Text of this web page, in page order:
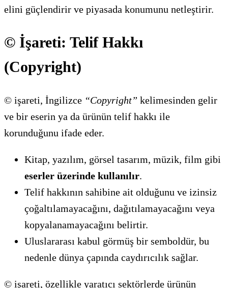
elini güçlendirir ve piyasada konumunu netleştirir.
© İşareti: Telif Hakkı
(Copyright)
© işareti, İngilizce “Copyright” kelimesinden gelir
ve bir eserin ya da ürünün telif hakkı ile
korunduğunu ifade eder.
Kitap, yazılım, görsel tasarım, müzik, film gibi
eserler üzerinde kullanılır.
Telif hakkının sahibine ait olduğunu ve izinsiz
çoğaltılamayacağını, dağıtılamayacağını veya
kopyalanamayacağını belirtir.
Uluslararası kabul görmüş bir semboldür, bu
nedenle dünya çapında caydırıcılık sağlar.
© işareti, özellikle yaratıcı sektörlerde ürünün